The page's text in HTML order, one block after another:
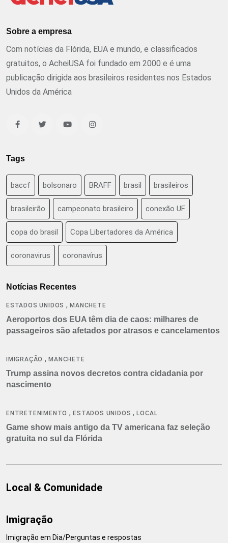
Sobre a empresa
Com notícias da Flórida, EUA e mundo, e classificados
gratuitos, o AcheiUSA foi fundado em 2000 e é uma
publicação dirigida aos brasileiros residentes nos Estados
Unidos da América
Tags
baccf bolsonaro BRAFF brasil brasileiros
brasileirão campeonato brasileiro conexão UF
copa do brasil Copa Libertadores da América
coronavirus coronavírus
Notícias Recentes
ESTADOS UNIDOS ,MANCHETE
Aeroportos dos EUA têm dia de caos: milhares de
passageiros são afetados por atrasos e cancelamentos
IMIGRAÇÃO ,MANCHETE
Trump assina novos decretos contra cidadania por
nascimento
ENTRETENIMENTO ,ESTADOS UNIDOS ,LOCAL
Game show mais antigo da TV americana faz seleção
gratuita no sul da Flórida
Local & Comunidade
Imigração
Imigração em Dia/Perguntas e respostas